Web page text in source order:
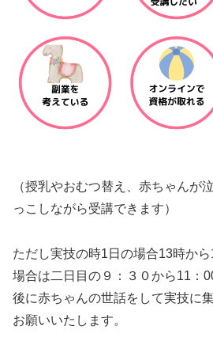
（授乳やおむつ替え、赤ちゃんが
っこしながら受講できます）
ただし実技の時1日の場合13時か
場合は二日目の９：３０から11：
後に赤ちゃんの世話をして実技に
お願いいたします。